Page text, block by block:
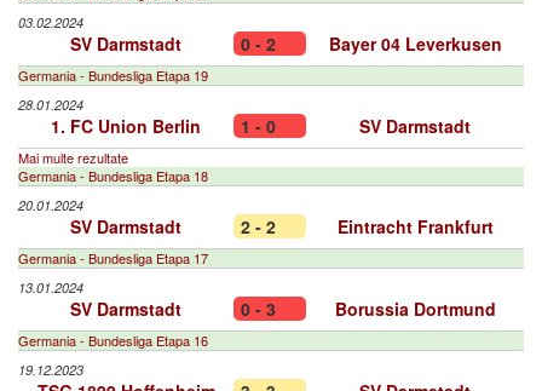
03.02.2024
SV Darmstadt 0 - 2 Bayer 04 Leverkusen
Germania - Bundesliga Etapa 19
28.01.2024
1. FC Union Berlin 1 - 0 SV Darmstadt
Mai multe rezultate
Germania - Bundesliga Etapa 18
20.01.2024
SV Darmstadt 2 - 2 Eintracht Frankfurt
Germania - Bundesliga Etapa 17
13.01.2024
SV Darmstadt 0 - 3 Borussia Dortmund
Germania - Bundesliga Etapa 16
19.12.2023